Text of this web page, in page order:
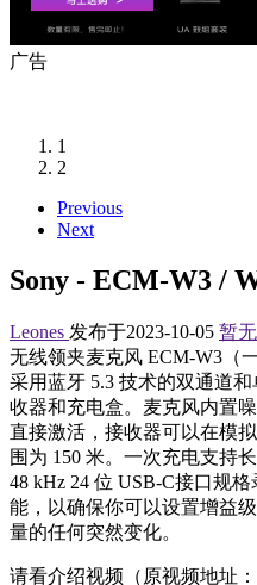
广告
1
2
Previous
Next
Sony - ECM-W3 /
Leones 发布于2023-10-05 暂
无线领夹麦克风 ECM-W3（
采用蓝牙 5.3 技术的双通道
收器和充电盒。麦克风内置
直接激活，接收器可以在模
围为 150 米。一次充电支持
48 kHz 24 位 USB-C接口规
能，以确保你可以设置增益
量的任何突然变化。
请看介绍视频（原视频地址：